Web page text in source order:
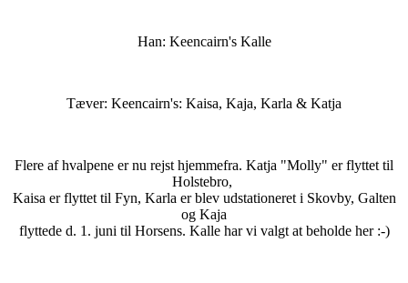
Han: Keencairn's Kalle
Tæver: Keencairn's: Kaisa, Kaja, Karla & Katja
Flere af hvalpene er nu rejst hjemmefra. Katja "Molly" er flyttet til
Holstebro,
Kaisa er flyttet til Fyn, Karla er blev udstationeret i Skovby, Galten
og Kaja
flyttede d. 1. juni til Horsens. Kalle har vi valgt at beholde her :-)